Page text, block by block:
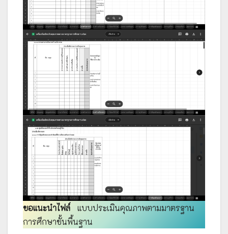
ขอแนะนำไฟล์
แบบประเมินคุณภาพตามมาตรฐาน
การศึกษาขั้นพื้นฐาน